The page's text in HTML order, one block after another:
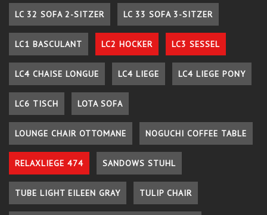
LC 32 SOFA 2-SITZER LC 33 SOFA 3-SITZER
LC1 BASCULANT LC2 HOCKER LC3 SESSEL
LC4 CHAISE LONGUE LC4 LIEGE LC4 LIEGE PONY
LC6 TISCH LOTA SOFA
LOUNGE CHAIR OTTOMANE NOGUCHI COFFEE TABLE
RELAXLIEGE 474 SANDOWS STUHL
TUBE LIGHT EILEEN GRAY TULIP CHAIR